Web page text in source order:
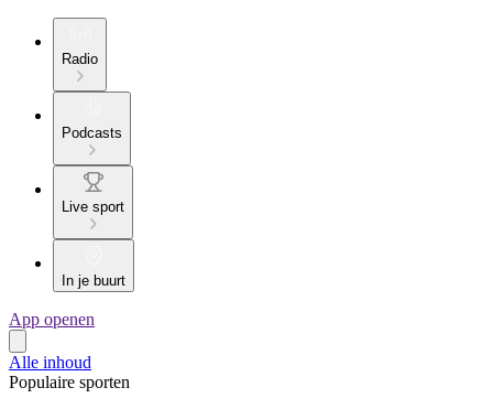
Radio
Podcasts
Live sport
In je buurt
App openen
Alle inhoud
Populaire sporten